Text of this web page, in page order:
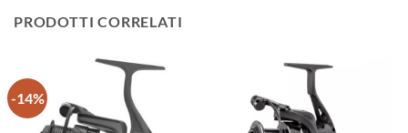
PRODOTTI CORRELATI
-14%